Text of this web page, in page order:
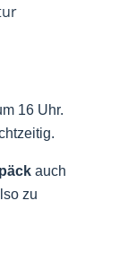
16 Uhr.
auch
zu